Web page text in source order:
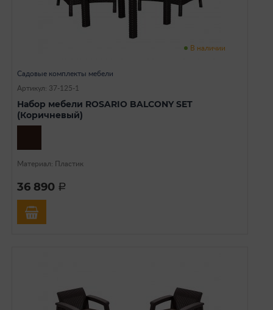
В наличии
Садовые комплекты мебели
Артикул: 37-125-1
Набор мебели ROSARIO BALCONY SET
(Коричневый)
Материал: Пластик
36 890 a